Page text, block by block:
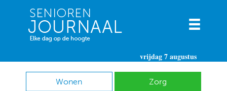
vrijdag 7 augustus
Wonen Zorg